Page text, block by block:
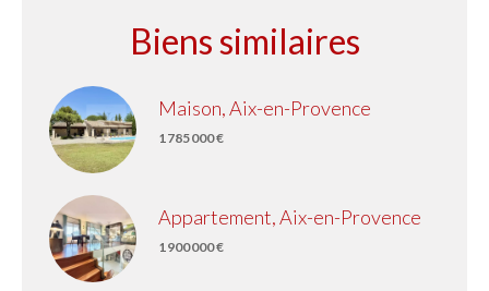
Biens similaires
Maison, Aix-en-Provence
1 785 000 €
Appartement, Aix-en-Provence
1 900 000 €